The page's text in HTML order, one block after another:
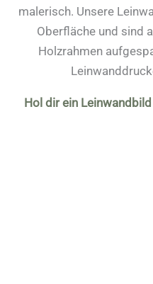
malerisch. Unsere
Oberfläche und sind
Holzrahmen
Hol dir ein